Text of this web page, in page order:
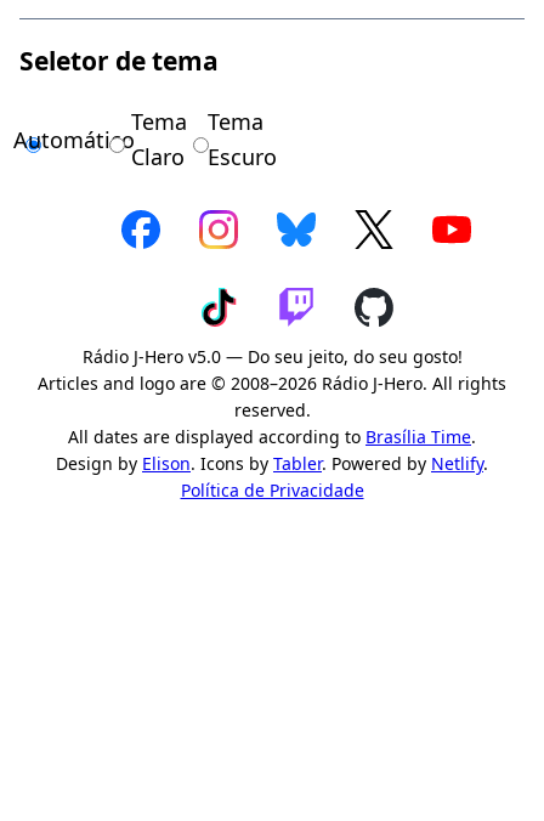
Seletor de tema
Automático
Tema
Claro
Tema
Escuro
Rádio J-Hero v5.0 — Do seu jeito, do seu gosto!
Articles and logo are © 2008–2026 Rádio J-Hero. All rights
reserved.
All dates are displayed according to Brasília Time.
Design by Elison. Icons by Tabler. Powered by Netlify.
Política de Privacidade